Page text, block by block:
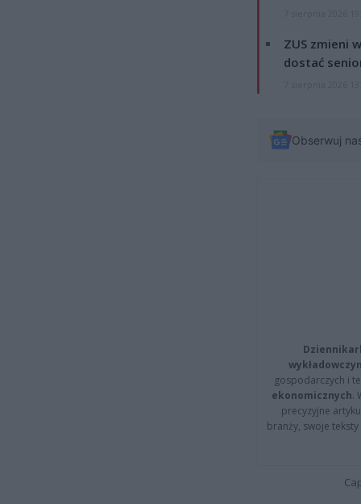
ZUS zmieni
dostać
Obserwuj
gospodarczych i
ekonomicznych.
precyzyjne
branży, swoje